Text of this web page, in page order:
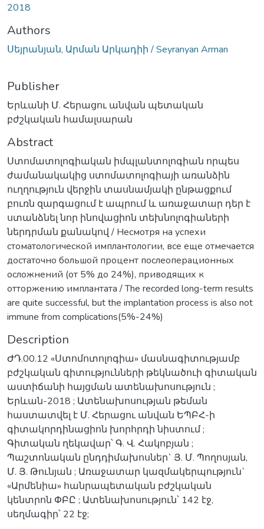
2018
Authors
Սեյրանյան, Արման Արկադիի / Seyranyan Arman
Publisher
Երևանի Մ. Հերացու անվան պետական
բժշկական համալսարան
Abstract
Ստոմատոլոգիական իմպլանտոլոգիան որպես
ժամանակակից ստոմատոլոգիայի առանձին
ուղղություն վերջին տասնամյակի ընթացքում
բուռն զարգացում է ապրում և առաջատար դեր է
ստանձնել նոր ինովացիոն տեխնոլոգիաների
ներդրման քանակով / Несмотря на успехи
стоматологической имплантологии, все еще отмечается
достаточно большой процент послеоперационных
осложнений (от 5% до 24%), приводящих к
отторжению имплантата / The recorded long-term results
are quite successful, but the implantation process is also not
immune from complications(5%-24%)
Description
ԺԴ.00.12 «Ստոմոտոլոգիա» մասնագիտությամբ
բժշկական գիտությունների թեկնածուի գիտական
աստիճանի հայցման ատենախոսություն ;
Երևան-2018 ; Ատենախոսության թեման
հաստատվել է Մ. Հերացու անվան ԵՊԲՀ-ի
գիտակորդինացիոն խորհրդի նիստում ;
Գիտական ղեկավար՝ Գ. Վ. Հակոբյան ;
Պաշտոնական ընդդիմախոսներ` Յ. Մ. Պողոսյան,
Մ. Յ. Թունյան ; Առաջատար կազմակերպություն`
«Արմենիա» հանրապետական բժշկական
կենտրոն ՓԲԸ ; Ատենախոսություն՝ 142 էջ,
սեղմագիր՝ 22 էջ;